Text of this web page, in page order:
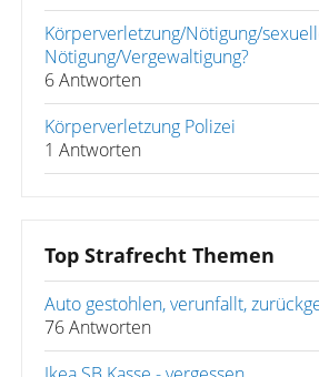
Körperverletzung/Nötigung/
Nötigung/Vergewaltigung?
6 Antworten
Körperverletzung Polizei
1 Antworten
Top Strafrecht Themen
Auto gestohlen, verunfallt,
76 Antworten